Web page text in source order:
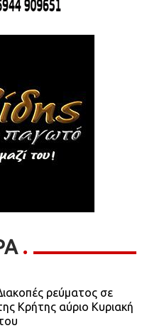
ρεύματος σε
Κρήτης αύριο Κυριακή